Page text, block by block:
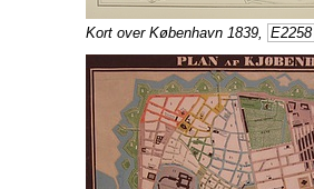
Kort over København 1839, E2258